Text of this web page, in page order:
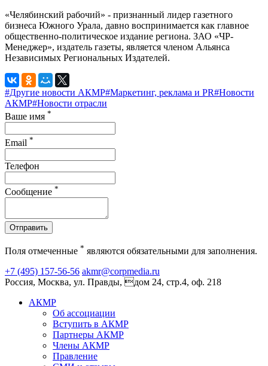
«Челябинский рабочий» - признанный лидер газетного
бизнеса Южного Урала, давно воспринимается как главное
общественно-политическое издание региона. ЗАО «ЧР-
Менеджер», издатель газеты, является членом Альянса
Независимых Региональных Издателей.
#Другие новости АКМР#Маркетинг, реклама и PR#Новости
АКМР#Новости отрасли
Ваше имя *
Email *
Телефон
Сообщение *
Отправить
Поля отмеченные * являются обязательными для заполнения.
+7 (495) 157-56-56 akmr@corpmedia.ru
Россия, Москва, ул. Правды, дом 24, стр.4, оф. 218
АКМР
Об ассоциации
Вступить в АКМР
Партнеры АКМР
Члены АКМР
Правление